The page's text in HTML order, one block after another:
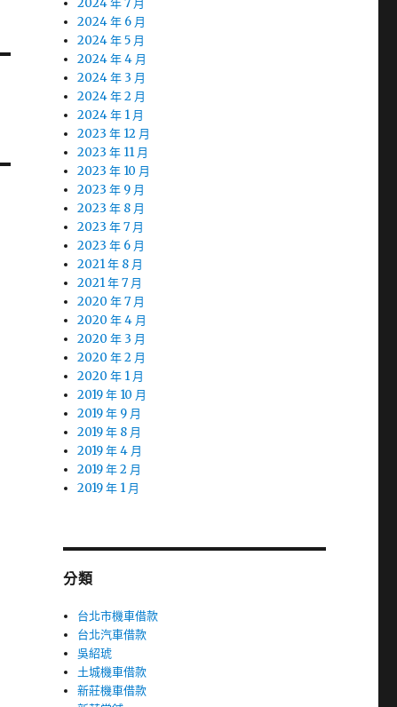
2024 年 7 月
2024 年 6 月
2024 年 5 月
2024 年 4 月
2024 年 3 月
2024 年 2 月
2024 年 1 月
2023 年 12 月
2023 年 11 月
2023 年 10 月
2023 年 9 月
2023 年 8 月
2023 年 7 月
2023 年 6 月
2021 年 8 月
2021 年 7 月
2020 年 7 月
2020 年 4 月
2020 年 3 月
2020 年 2 月
2020 年 1 月
2019 年 10 月
2019 年 9 月
2019 年 8 月
2019 年 4 月
2019 年 2 月
2019 年 1 月
分類
台北市機車借款
台北汽車借款
吳紹琥
土城機車借款
新莊機車借款